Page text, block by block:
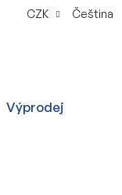
CZK Čeština
Výprodej